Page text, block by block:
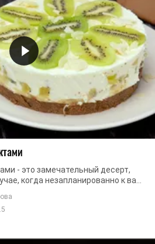
- это замечательный десерт,
когда незапланированно к вам